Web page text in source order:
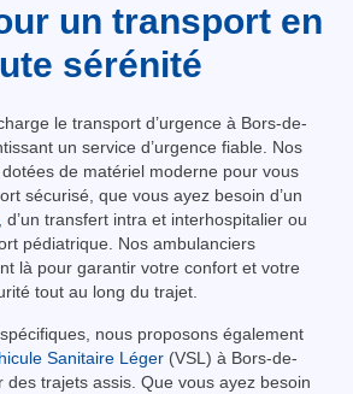
un transport en
sérénité
le transport d’urgence à Bors-de-
un service d’urgence fiable. Nos
de matériel moderne pour vous
sécurisé, que vous ayez besoin d’un
, d’un transfert intra et interhospitalier ou
pédiatrique. Nos ambulanciers
là pour garantir votre confort et votre
tout au long du trajet.
nous proposons également
Sanitaire Léger(VSL) à Bors-de-
des trajets assis. Que vous ayez besoin